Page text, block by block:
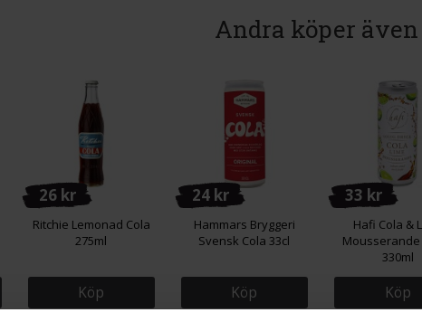
Andra köper även
26 kr
Ritchie Lemonad Cola
275ml
Köp
24 kr
Hammars Bryggeri
Svensk Cola 33cl
Köp
33 kr
Hafi Cola &
Mousserande
330ml
Köp